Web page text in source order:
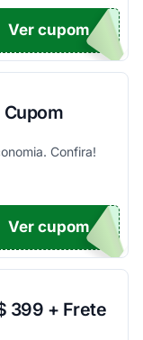
98
Ver cupom
Cupom
Confira!
120
Ver cupom
399 + Frete